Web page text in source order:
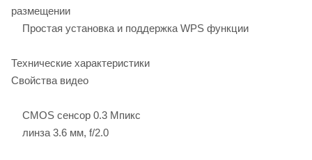
размещении
Простая установка и поддержка WPS функции
Технические характеристики
Свойства видео
CMOS сенсор 0.3 Мпикс
линза 3.6 мм, f/2.0